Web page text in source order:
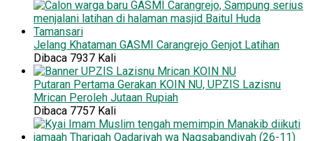
Jelang Khataman GASMI Carangrejo Genjot Latihan
Dibaca 7937 Kali
Putaran Pertama Gerakan KOIN NU, UPZIS Lazisnu
Mrican Peroleh Jutaan Rupiah
Dibaca 7757 Kali